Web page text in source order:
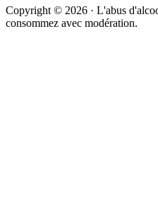
Copyright © 2026 · L'abus
consommez avec modération.